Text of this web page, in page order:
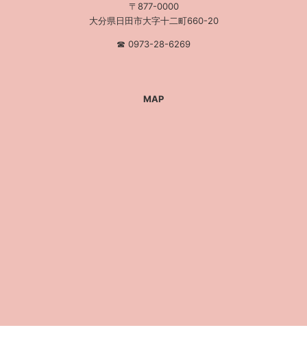
〒877-0000
大分県日田市大字十二町660-20
☎︎ 0973-28-6269
MAP